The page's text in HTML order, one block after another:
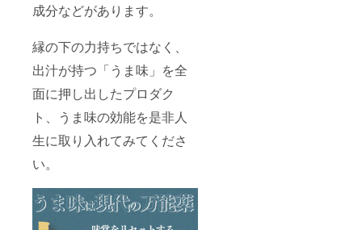
成分などがあります。
縁の下の力持ちではなく、
出汁が持つ「うま味」を全
面に押し出したプロダク
ト、うま味の効能を是非人
生に取り入れてみてくださ
い。